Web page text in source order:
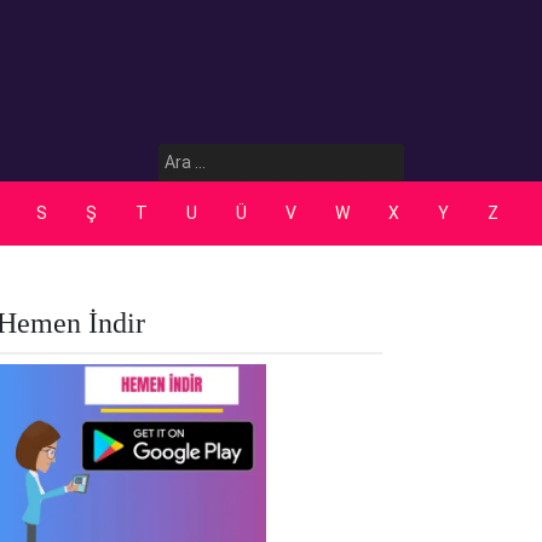
Arama:
S Ş T U Ü V W X Y Z
İndir